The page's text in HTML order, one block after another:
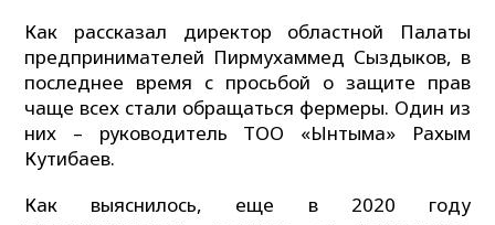
Как рассказал директор областной Палаты
предпринимателей Пирмухаммед Сыздыков, в
последнее время с просьбой о защите прав
чаще всех стали обращаться фермеры. Один из
них – руководитель ТОО «Ынтымақ» Рахым
Кутибаев.
Как выяснилось, еще в 2020 году